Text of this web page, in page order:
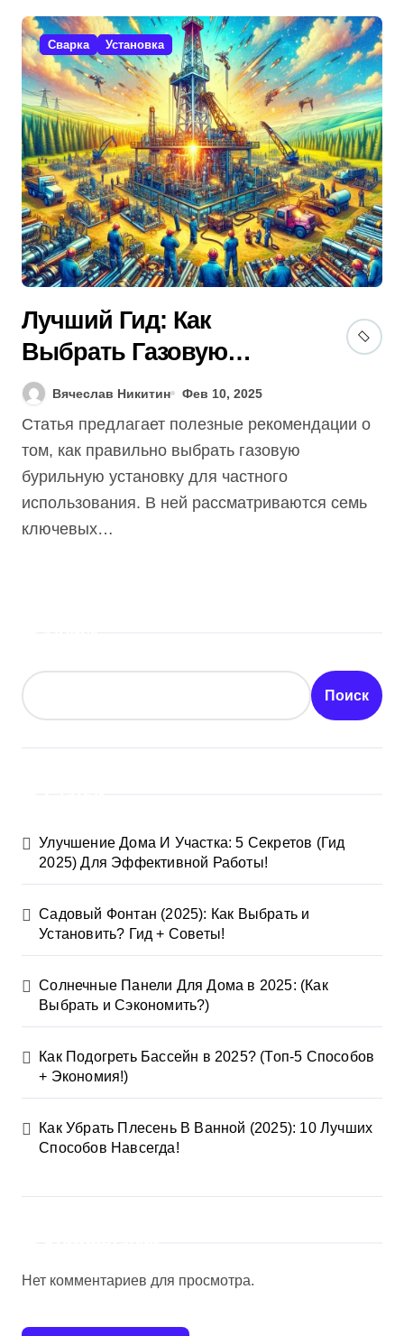
Сварка Установка
Лучший Гид: Как
Выбрать Газовую
Бурильную Установку?
7 Секретов
Эффективности!
Вячеслав Никитин Фев 10, 2025
Статья предлагает полезные рекомендации о
том, как правильно выбрать газовую
бурильную установку для частного
использования. В ней рассматриваются семь
ключевых…
Поиск
Улучшение Дома И Участка: 5 Секретов (Гид
2025) Для Эффективной Работы!
Садовый Фонтан (2025): Как Выбрать и
Установить? Гид + Советы!
Солнечные Панели Для Дома в 2025: (Как
Выбрать и Сэкономить?)
Как Подогреть Бассейн в 2025? (Топ-5 Способов
+ Экономия!)
Как Убрать Плесень В Ванной (2025): 10 Лучших
Способов Навсегда!
Нет комментариев для просмотра.